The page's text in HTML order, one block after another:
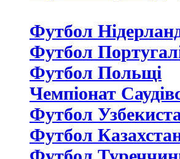
Футбол
Футбол
Футбол Польщі
Чемпіонат
Футбол
Футбол